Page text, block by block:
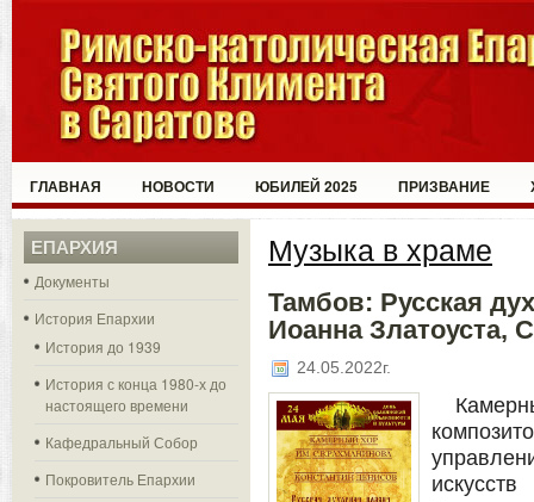
ГЛАВНАЯ НОВОСТИ ЮБИЛЕЙ 2025 ПРИЗВАНИЕ
ЕПАРХИЯ
Документы
История Епархии
История до 1939
История с конца 1980-х до
настоящего времени
Кафедральный Собор
Покровитель Епархии
Музыка в храме
Тамбов: Русская
Иоанна Златоуста,
24.05.2022г.